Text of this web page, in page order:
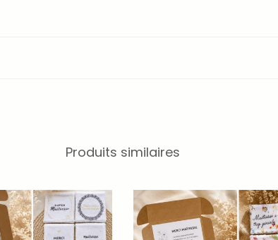
pourra utiliser au quotidien tout en gardant un
lavables dans notre article :
Pourquoi adopter
Produits similaires